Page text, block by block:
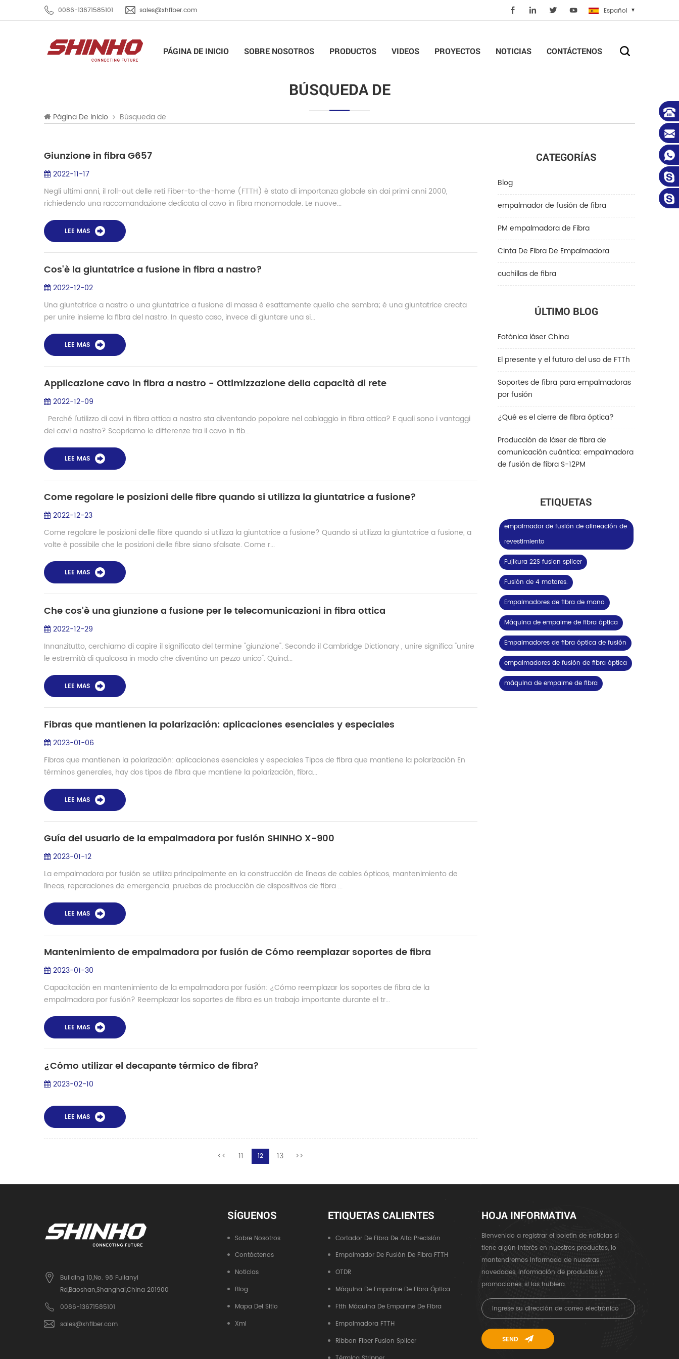
0086-13671585101 sales@xhfiber.com Español
PÁGINA DE INICIO SOBRE NOSOTROS PRODUCTOS VIDEOS PROYECTOS NOTICIAS CONTÁCTENOS
BÚSQUEDA DE
Página De Inicio Búsqueda de
CATEGORÍAS
Blog
empalmador de fusión de fibra
PM empalmadora de Fibra
Cinta De Fibra De Empalmadora
cuchillas de fibra
ÚLTIMO BLOG
Fotónica láser China
El presente y el futuro del uso de FTTh
Soportes de fibra para empalmadoras
por fusión
¿Qué es el cierre de fibra óptica?
Producción de láser de fibra de
comunicación cuántica: empalmadora
de fusión de fibra S-12PM
ETIQUETAS
empalmador de fusión de alineación de
revestimiento
Fujikura 22S fusion splicer
Fusión de 4 motores.
Empalmadores de fibra de mano
Máquina de empalme de fibra óptica
Empalmadores de fibra óptica de fusión
empalmadores de fusión de fibra óptica
máquina de empalme de fibra
Giunzione in fibra G657
2022-11-17
Negli ultimi anni, il roll-out delle reti Fiber-to-the-home (FTTH) è stato di importanza globale sin dai primi anni 2000,
richiedendo una raccomandazione dedicata al cavo in fibra monomodale. Le nuove...
LEE MAS
Cos'è la giuntatrice a fusione in fibra a nastro?
2022-12-02
Una giuntatrice a nastro o una giuntatrice a fusione di massa è esattamente quello che sembra; è una giuntatrice creata
per unire insieme la fibra del nastro. In questo caso, invece di giuntare una si...
LEE MAS
Applicazione cavo in fibra a nastro - Ottimizzazione della capacità di rete
2022-12-09
Perché l'utilizzo di cavi in ​​fibra ottica a nastro sta diventando popolare nel cablaggio in fibra ottica? E quali sono i vantaggi
dei cavi a nastro? Scopriamo le differenze tra il cavo in fib...
LEE MAS
Come regolare le posizioni delle fibre quando si utilizza la giuntatrice a fusione?
2022-12-23
Come regolare le posizioni delle fibre quando si utilizza la giuntatrice a fusione? Quando si utilizza la giuntatrice a fusione, a
volte è possibile che le posizioni delle fibre siano sfalsate. Come r...
LEE MAS
Che cos'è una giunzione a fusione per le telecomunicazioni in fibra ottica
2022-12-29
Innanzitutto, cerchiamo di capire il significato del termine "giunzione". Secondo il Cambridge Dictionary , unire significa "unire
le estremità di qualcosa in modo che diventino un pezzo unico". Quind...
LEE MAS
Fibras que mantienen la polarización: aplicaciones esenciales y especiales
2023-01-06
Fibras que mantienen la polarización: aplicaciones esenciales y especiales Tipos de fibra que mantiene la polarización En
términos generales, hay dos tipos de fibra que mantiene la polarización, fibra...
LEE MAS
Guía del usuario de la empalmadora por fusión SHINHO X-900
2023-01-12
La empalmadora por fusión se utiliza principalmente en la construcción de líneas de cables ópticos, mantenimiento de
líneas, reparaciones de emergencia, pruebas de producción de dispositivos de fibra ...
LEE MAS
Mantenimiento de empalmadora por fusión de Cómo reemplazar soportes de fibra
2023-01-30
Capacitación en mantenimiento de la empalmadora por fusión: ¿Cómo reemplazar los soportes de fibra de la
empalmadora por fusión? Reemplazar los soportes de fibra es un trabajo importante durante el tr...
LEE MAS
¿Cómo utilizar el decapante térmico de fibra?
2023-02-10
LEE MAS
<< 11 12 13 >>
Building 10,No. 98 Fulianyi
Rd,Baoshan,Shanghai,China 201900
0086-13671585101
sales@xhfiber.com
SÍGUENOS
Sobre Nosotros
Contáctenos
Noticias
Blog
Mapa Del Sitio
Xml
ETIQUETAS CALIENTES
Cortador De Fibra De Alta Precisión
Empalmador De Fusión De Fibra FTTH
OTDR
Máquina De Empalme De Fibra Óptica
Ftth Máquina De Empalme De Fibra
Empalmadora FTTH
Ribbon Fiber Fusion Splicer
HOJA INFORMATIVA
Bienvenido a registrar el boletín de noticias si
tiene algún interés en nuestros productos, lo
mantendremos informado de nuestras
novedades, información de productos y
promociones, si las hubiera.